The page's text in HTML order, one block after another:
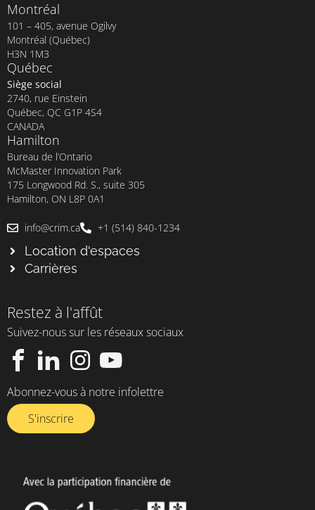
Montréal
101 – 405, avenue Ogilvy
Montréal (Québec)
H3N 1M3
Québec
Siège social
2740, rue Einstein
Québec, QC G1P 4S4
CANADA
Hamilton
Bureau de l’Ontario
McMaster Innovation Park
175 Longwood Rd. S., suite 305
Hamilton, ON L8P 0A1
info@crim.ca +1 (514) 840-1234
Location d'espaces
Carrières
Restez à l'affût
Suivez-nous sur les réseaux sociaux
Abonnez-vous à notre infolettre​
S'inscrire